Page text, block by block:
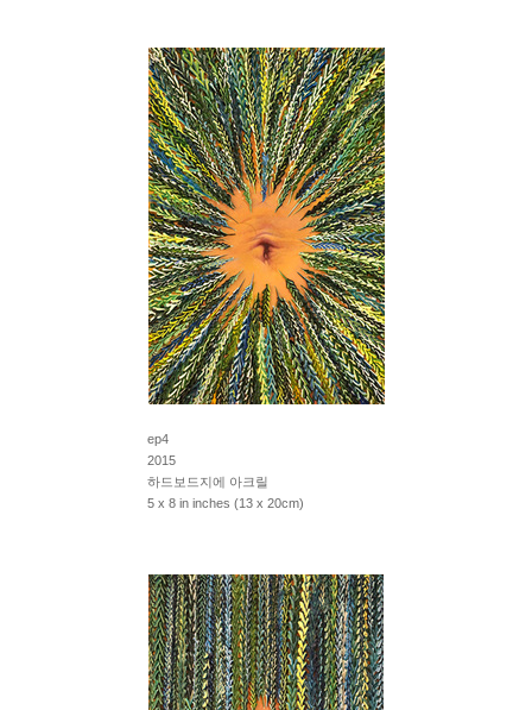
ep4
2015
하드보드지에 아크릴
5 x 8 in inches (13 x 20cm)